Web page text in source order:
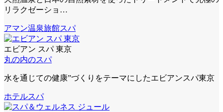
リラクゼーショ…
アマン温泉旅館スパ
エビアン スパ 東京
丸の内のスパ
水を通じての健康”づくりをテーマにしたエビアンスパ東京
ホテルスパ